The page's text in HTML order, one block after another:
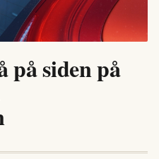
på siden på